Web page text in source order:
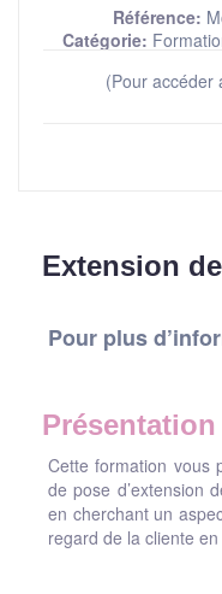
Référence:
Catégorie:
(Pour accéder
Extension
Pour plus
Présentation
Cette formation vous
de pose d’extension
en cherchant un
regard de la cliente en